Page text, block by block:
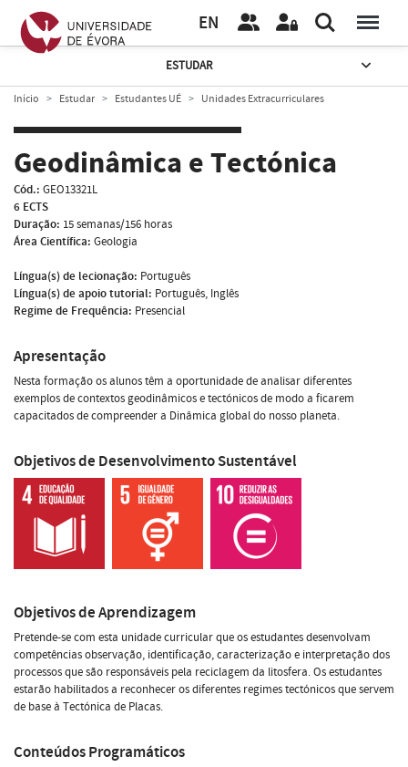
EN
ESTUDAR
Início Estudar Estudantes UÉ Unidades Extracurriculares
Geodinâmica e Tectónica
Cód.: GEO13321L
6 ECTS
Duração: 15 semanas/156 horas
Área Científica: Geologia
Língua(s) de lecionação: Português
Língua(s) de apoio tutorial: Português, Inglês
Regime de Frequência: Presencial
Apresentação
Nesta formação os alunos têm a oportunidade de analisar diferentes
exemplos de contextos geodinâmicos e tectónicos de modo a ficarem
capacitados de compreender a Dinâmica global do nosso planeta.
Objetivos de Desenvolvimento Sustentável
Objetivos de Aprendizagem
Pretende-se com esta unidade curricular que os estudantes desenvolvam
competências observação, identificação, caracterização e interpretação dos
processos que são responsáveis pela reciclagem da litosfera. Os estudantes
estarão habilitados a reconhecer os diferentes regimes tectónicos que servem
de base à Tectónica de Placas.
Conteúdos Programáticos